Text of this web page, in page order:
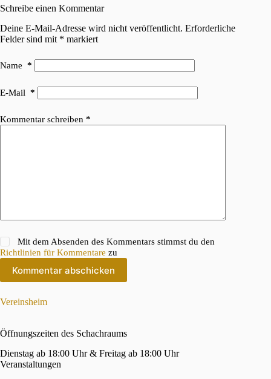
Schreibe einen Kommentar
Deine E-Mail-Adresse wird nicht veröffentlicht. Erforderliche
Felder sind mit * markiert
Name *
E-Mail *
Kommentar schreiben *
Mit dem Absenden des Kommentars stimmst du den
Richtlinien für Kommentare zu
Kommentar abschicken
Vereinsheim
Öffnungszeiten des Schachraums
Dienstag ab 18:00 Uhr & Freitag ab 18:00 Uhr
Veranstaltungen